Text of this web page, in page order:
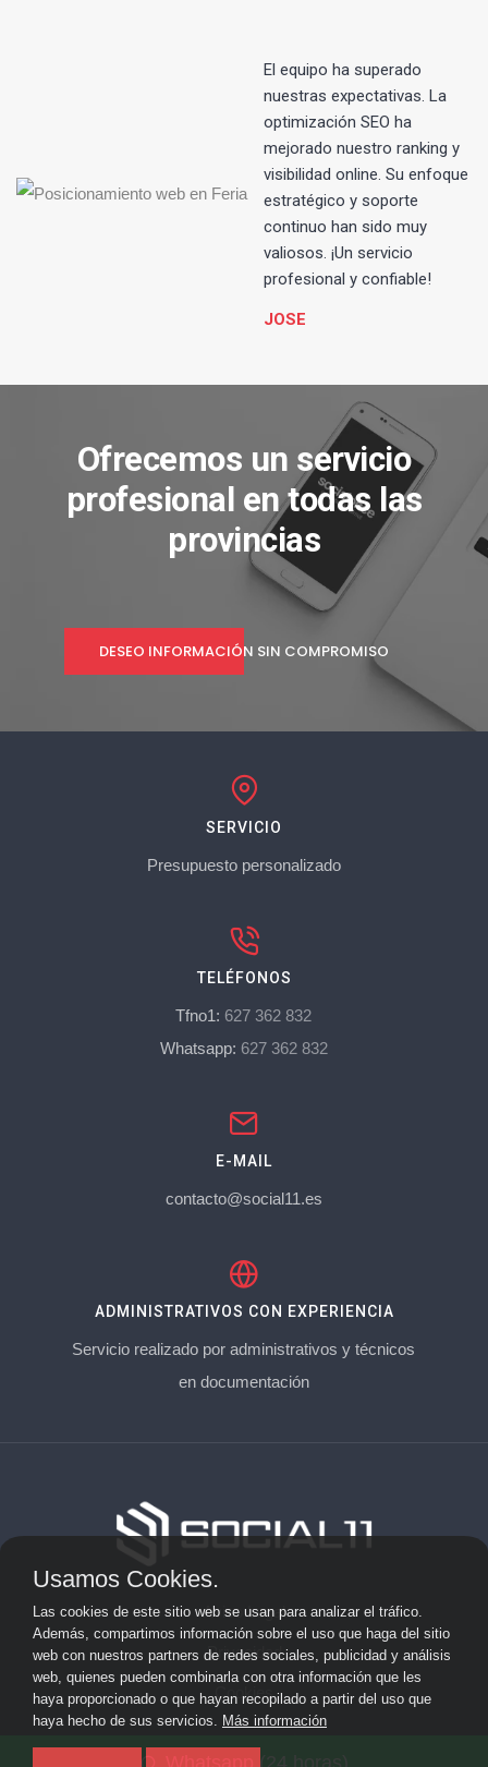
El equipo ha superado
nuestras expectativas. La
optimización SEO ha
mejorado nuestro ranking y
visibilidad online. Su enfoque
estratégico y soporte
continuo han sido muy
valiosos. ¡Un servicio
profesional y confiable!
JOSE
Ofrecemos un servicio
profesional en todas las
provincias
DESEO INFORMACIÓN SIN COMPROMISO
SERVICIO
Presupuesto personalizado
TELÉFONOS
Tfno1: 627 362 832
Whatsapp: 627 362 832
E-MAIL
contacto@social11.es
ADMINISTRATIVOS CON EXPERIENCIA
Servicio realizado por administrativos y técnicos
en documentación
Aviso Legal
Privacidad
Cookies
Usamos Cookies.
Las cookies de este sitio web se usan para analizar el tráfico.
Además, compartimos información sobre el uso que haga del sitio
web con nuestros partners de redes sociales, publicidad y análisis
web, quienes pueden combinarla con otra información que les
haya proporcionado o que hayan recopilado a partir del uso que
haya hecho de sus servicios. Más información